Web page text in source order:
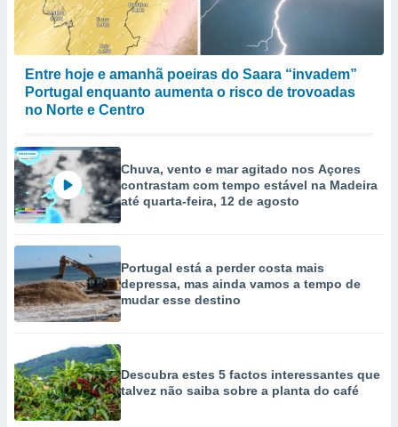
Entre hoje e amanhã poeiras do Saara “invadem”
Portugal enquanto aumenta o risco de trovoadas
no Norte e Centro
Chuva, vento e mar agitado nos Açores
contrastam com tempo estável na Madeira
até quarta-feira, 12 de agosto
Portugal está a perder costa mais
depressa, mas ainda vamos a tempo de
mudar esse destino
Descubra estes 5 factos interessantes que
talvez não saiba sobre a planta do café